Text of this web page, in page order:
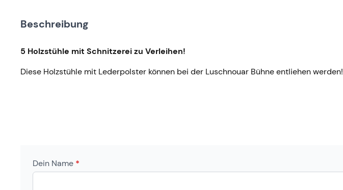
Beschreibung
5 Holzstühle mit Schnitzerei zu Verleihen!
Diese Holzstühle mit Lederpolster können bei der Luschnouar Bühne entliehen werden!
Dein Name *